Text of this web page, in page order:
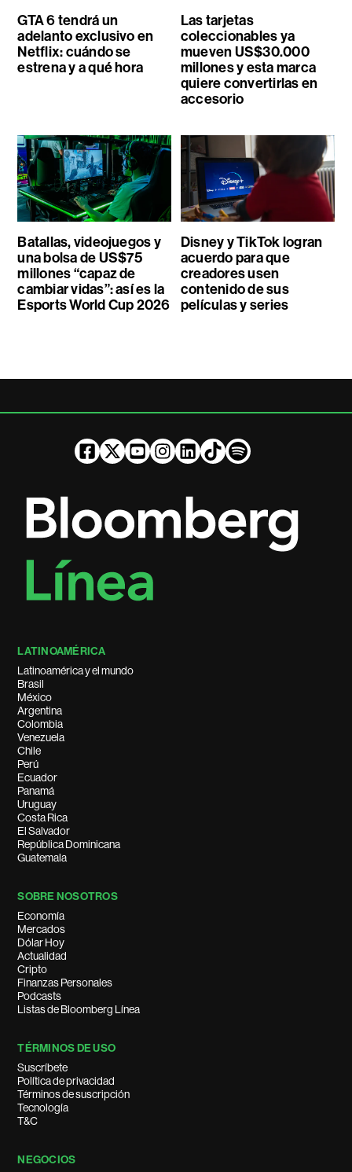
GTA 6 tendrá un
adelanto exclusivo en
Netflix: cuándo se
estrena y a qué hora
Las tarjetas
coleccionables ya
mueven US$30.000
millones y esta marca
quiere convertirlas en
accesorio
Batallas, videojuegos y
una bolsa de US$75
millones “capaz de
cambiar vidas”: así es la
Esports World Cup 2026
Disney y TikTok logran
acuerdo para que
creadores usen
contenido de sus
películas y series
LATINOAMÉRICA
Latinoamérica y el mundo
Brasil
México
Argentina
Colombia
Venezuela
Chile
Perú
Ecuador
Panamá
Uruguay
Costa Rica
El Salvador
República Dominicana
Guatemala
SOBRE NOSOTROS
Economía
Mercados
Dólar Hoy
Actualidad
Cripto
Finanzas Personales
Podcasts
Listas de Bloomberg Línea
TÉRMINOS DE USO
Suscríbete
Política de privacidad
Términos de suscripción
Tecnología
T&C
NEGOCIOS